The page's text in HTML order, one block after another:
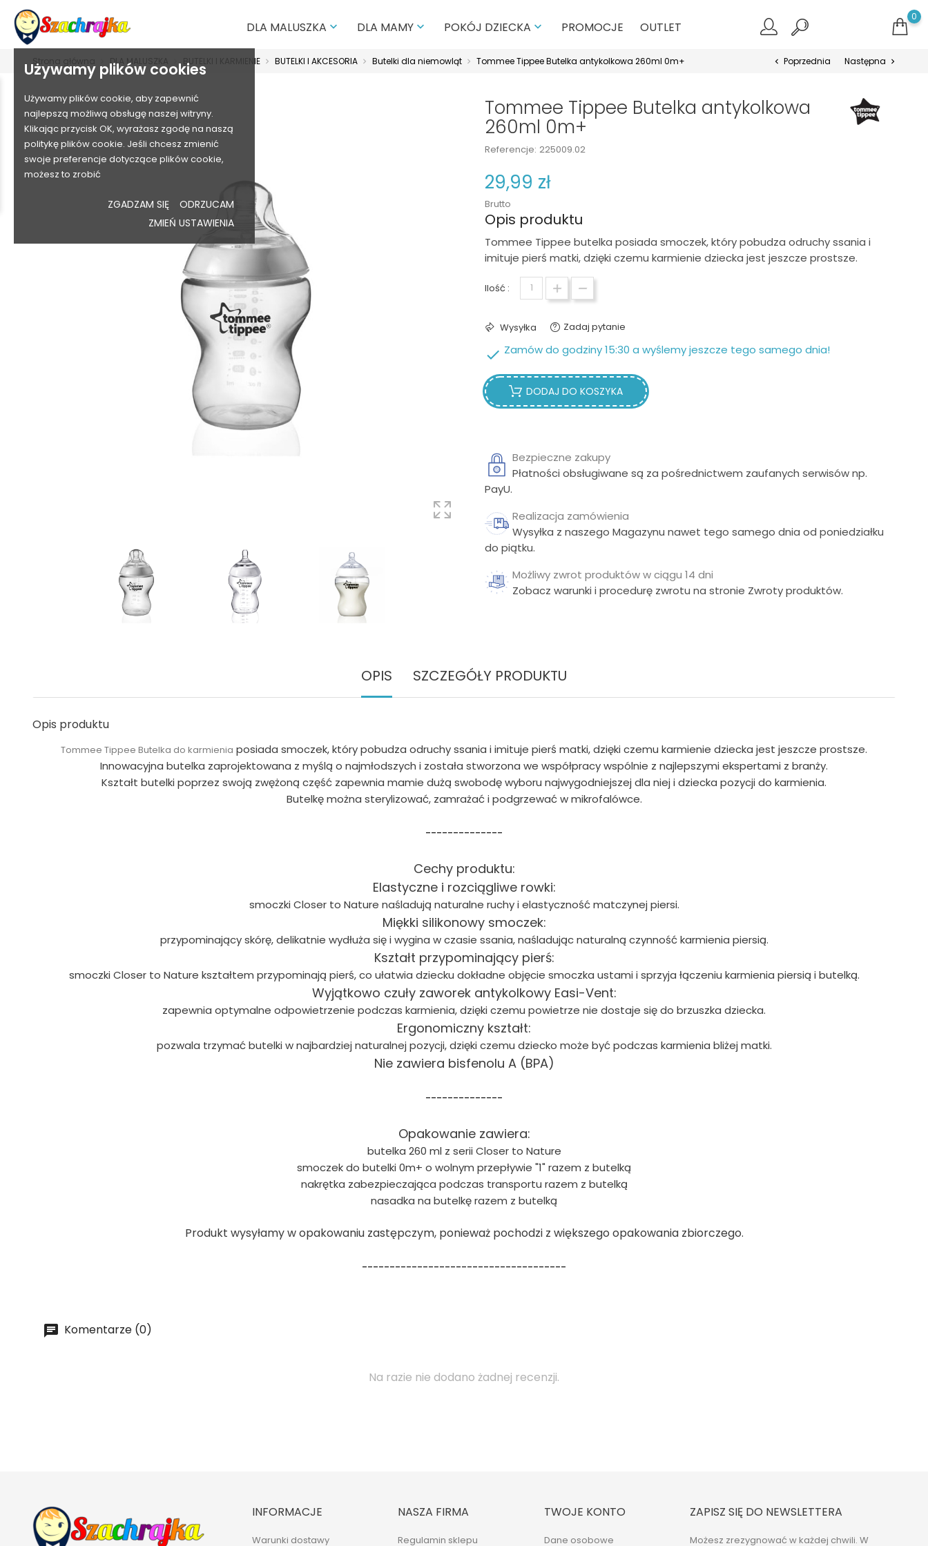
Używamy plików cookies
Używamy plików cookie, aby zapewnić
najlepszą możliwą obsługę naszej witryny.
Klikając przycisk OK, wyrażasz zgodę na naszą
politykę plików cookie. Jeśli chcesz zmienić
swoje preferencje dotyczące plików cookie,
możesz to zrobić
ZGADZAM SIĘ
ODRZUCAM
ZMIEŃ USTAWIENIA
0
DLA MALUSZKA  DLA MAMY  POKÓJ DZIECKA  PROMOCJE OUTLET
Strona główna DLA MALUSZKA BUTELKI I KARMIENIE BUTELKI I AKCESORIA Butelki dla niemowląt Tommee Tippee Butelka antykolkowa 260ml 0m+ chevron_left Poprzednia Następna chevron_right
Tommee Tippee Butelka antykolkowa
260ml 0m+
Referencje: 225009.02
29,99 zł
Brutto
Opis produktu
Tommee Tippee butelka posiada smoczek, który pobudza odruchy ssania i
imituje pierś matki, dzięki czemu karmienie dziecka jest jeszcze prostsze.
Ilość :
Wysyłka Zadaj pytanie
 Zamów do godziny 15:30 a wyślemy jeszcze tego samego dnia!
DODAJ DO KOSZYKA
Bezpieczne zakupy
Płatności obsługiwane są za pośrednictwem zaufanych serwisów np.
PayU.
Realizacja zamówienia
Wysyłka z naszego Magazynu nawet tego samego dnia od poniedziałku
do piątku.
Możliwy zwrot produktów w ciągu 14 dni
Zobacz warunki i procedurę zwrotu na stronie Zwroty produktów.
OPIS SZCZEGÓŁY PRODUKTU
Opis produktu
Tommee Tippee Butelka do karmienia posiada smoczek, który pobudza odruchy ssania i imituje pierś matki, dzięki czemu karmienie dziecka jest jeszcze prostsze.
Innowacyjna butelka zaprojektowana z myślą o najmłodszych i została stworzona we współpracy wspólnie z najlepszymi ekspertami z branży.
Kształt butelki poprzez swoją zwężoną część zapewnia mamie dużą swobodę wyboru najwygodniejszej dla niej i dziecka pozycji do karmienia.
Butelkę można sterylizować, zamrażać i podgrzewać w mikrofalówce.
--------------
Cechy produktu:
Elastyczne i rozciągliwe rowki:
smoczki Closer to Nature naśladują naturalne ruchy i elastyczność matczynej piersi.
Miękki silikonowy smoczek:
przypominający skórę, delikatnie wydłuża się i wygina w czasie ssania, naśladując naturalną czynność karmienia piersią.
Kształt przypominający pierś:
smoczki Closer to Nature kształtem przypominają pierś, co ułatwia dziecku dokładne objęcie smoczka ustami i sprzyja łączeniu karmienia piersią i butelką.
Wyjątkowo czuły zaworek antykolkowy Easi-Vent:
zapewnia optymalne odpowietrzenie podczas karmienia, dzięki czemu powietrze nie dostaje się do brzuszka dziecka.
Ergonomiczny kształt:
pozwala trzymać butelki w najbardziej naturalnej pozycji, dzięki czemu dziecko może być podczas karmienia bliżej matki.
Nie zawiera bisfenolu A (BPA)
--------------
Opakowanie zawiera:
butelka 260 ml z serii Closer to Nature
smoczek do butelki 0m+ o wolnym przepływie "1" razem z butelką
nakrętka zabezpieczająca podczas transportu razem z butelką
nasadka na butelkę razem z butelką
Produkt wysyłamy w opakowaniu zastępczym, ponieważ pochodzi z większego opakowania zbiorczego.
-------------------------------------
Komentarze (0)
Na razie nie dodano żadnej recenzji.
INFORMACJE
Warunki dostawy
NASZA FIRMA
Regulamin sklepu
TWOJE KONTO
Dane osobowe
ZAPISZ SIĘ DO NEWSLETTERA
Możesz zrezygnować w każdej chwili. W